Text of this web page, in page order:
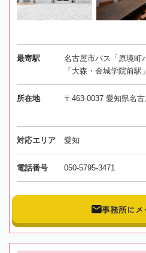
最寄駅
名古屋市バス「原境町
「大森・金城学院前駅
所在地 〒463-0037 愛知県名
対応エリア 愛知
電話番号 050-5795-3471
事務所にメ